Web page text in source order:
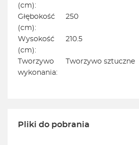
(cm):
Głębokość
(cm):
250
Wysokość
(cm):
210.5
Tworzywo
wykonania:
Tworzywo sztuczne
Pliki do pobrania